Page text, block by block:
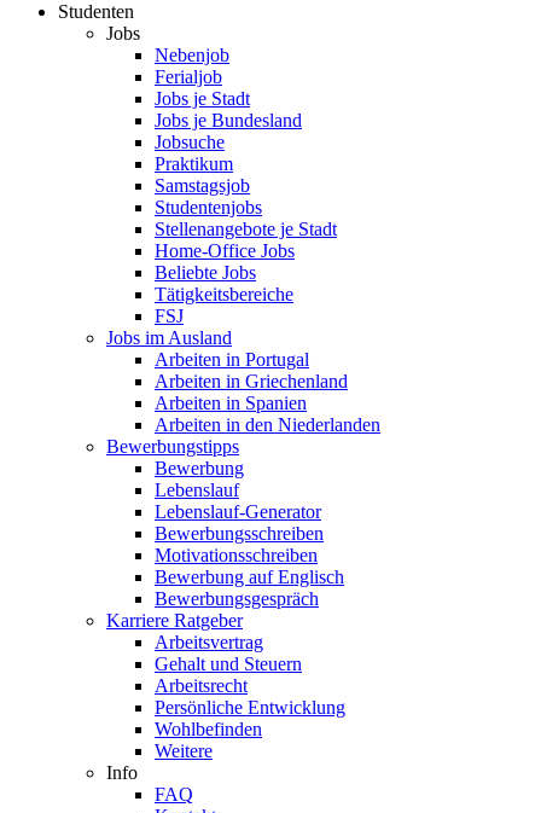
Studenten
Jobs
Nebenjob
Ferialjob
Jobs je Stadt
Jobs je Bundesland
Jobsuche
Praktikum
Samstagsjob
Studentenjobs
Stellenangebote je Stadt
Home-Office Jobs
Beliebte Jobs
Tätigkeitsbereiche
FSJ
Jobs im Ausland
Arbeiten in Portugal
Arbeiten in Griechenland
Arbeiten in Spanien
Arbeiten in den Niederlanden
Bewerbungstipps
Bewerbung
Lebenslauf
Lebenslauf-Generator
Bewerbungsschreiben
Motivationsschreiben
Bewerbung auf Englisch
Bewerbungsgespräch
Karriere Ratgeber
Arbeitsvertrag
Gehalt und Steuern
Arbeitsrecht
Persönliche Entwicklung
Wohlbefinden
Weitere
Info
FAQ